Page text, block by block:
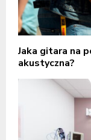
Jaka gitara na
akustyczna?